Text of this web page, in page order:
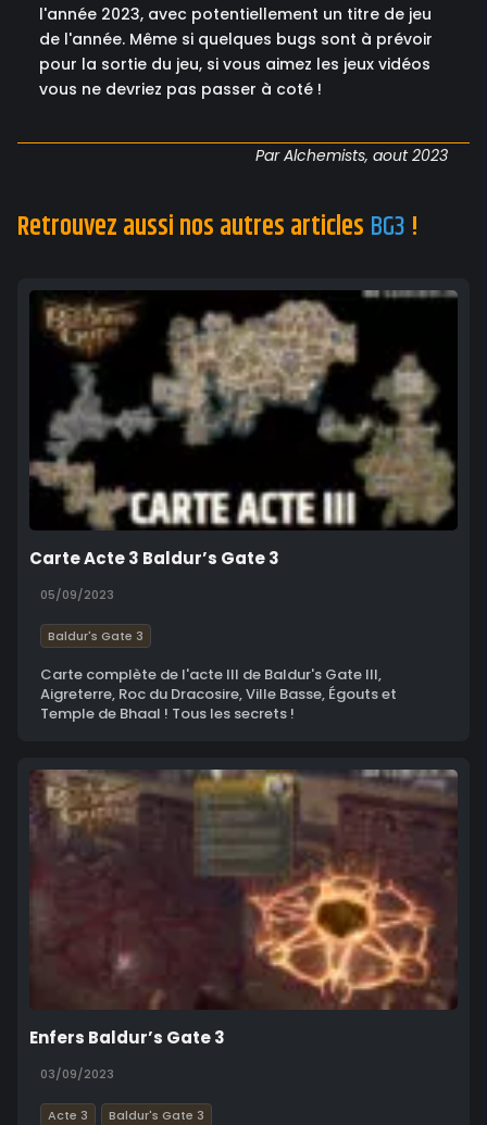
l'année 2023, avec potentiellement un titre de jeu
de l'année. Même si quelques bugs sont à prévoir
pour la sortie du jeu, si vous aimez les jeux vidéos
vous ne devriez pas passer à coté !
Par Alchemists, aout 2023
Retrouvez aussi nos autres articles BG3 !
Carte Acte 3 Baldur’s Gate 3
05/09/2023
Baldur's Gate 3
Carte complète de l'acte III de Baldur's Gate III,
Aigreterre, Roc du Dracosire, Ville Basse, Égouts et
Temple de Bhaal ! Tous les secrets !
Enfers Baldur’s Gate 3
03/09/2023
Acte 3 Baldur's Gate 3